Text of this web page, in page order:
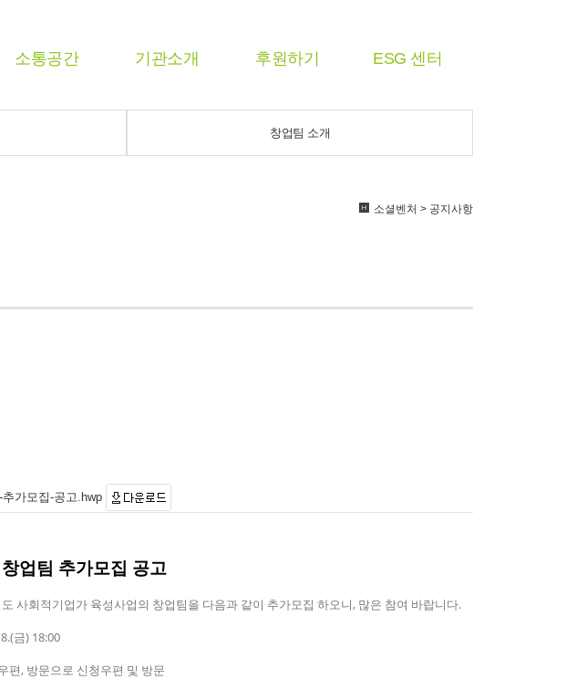
소통공간 기관소개 후원하기 ESG 센터
창업팀 소개
소셜벤처 > 공지사항
가모집-공고.hwp
업팀 추가모집 공고
사회적기업가 육성사업의 창업팀을 다음과 같이 추가모집 하오니, 많은 참여 바랍니다.
금) 18:00
편, 방문으로 신청우편 및 방문